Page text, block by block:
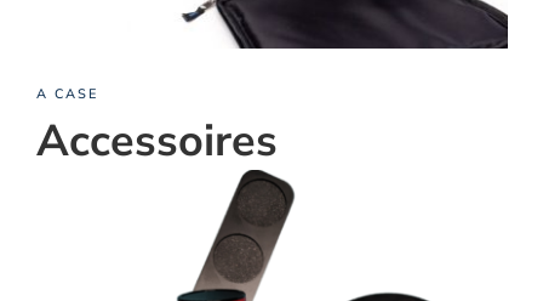
A CASE
Accessoires